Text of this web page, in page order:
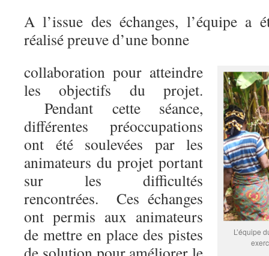
A l’issue des échanges, l’équipe a
réalisé preuve d’une bonne
L’équipe
collaboration pour atteindre
les objectifs du projet.
Pendant cette séance,
différentes préoccupations
ont été soulevées par les
animateurs du projet portant
sur les difficultés
rencontrées. Ces échanges
ont permis aux animateurs
de mettre en place des pistes